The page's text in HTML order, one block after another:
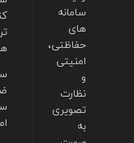
سامانه
های
حفاظتی،
امنیتی
و
نظارت
تصویری
به